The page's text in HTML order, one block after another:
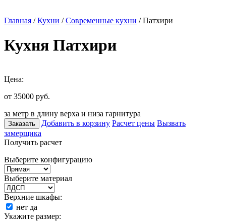
Главная /Кухни /Современные кухни / Патхири
Кухня Патхири
Цена:
от 35000 руб.
за метр в длину верха и низа гарнитура
Заказать Добавить в корзину Расчет цены Вызвать
замерщика
Получить расчет
Выберите конфигурацию
Выберите материал
Верхние шкафы:
нет да
Укажите размер: